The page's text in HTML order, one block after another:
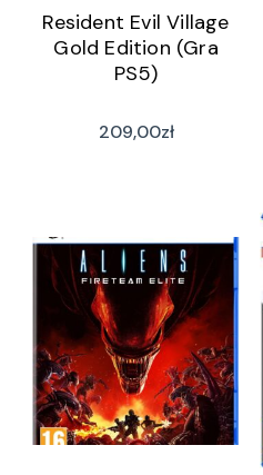
Resident Evil Village
Gold Edition (Gra
PS5)
209,00zł